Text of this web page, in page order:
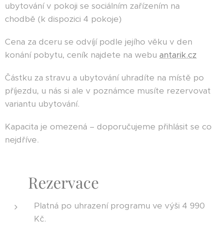
ubytování v pokoji se sociálním zařízením na
chodbě (k dispozici 4 pokoje)
Cena za dceru se odvíjí podle jejího věku v den
konání pobytu, ceník najdete na webu antarik.cz
Částku za stravu a ubytování uhradíte na místě po
příjezdu, u nás si ale v poznámce musíte rezervovat
variantu ubytování.
Kapacita je omezená – doporučujeme přihlásit se co
nejdříve.
📝 Rezervace
Platná po uhrazení programu ve výši 4 990
Kč.